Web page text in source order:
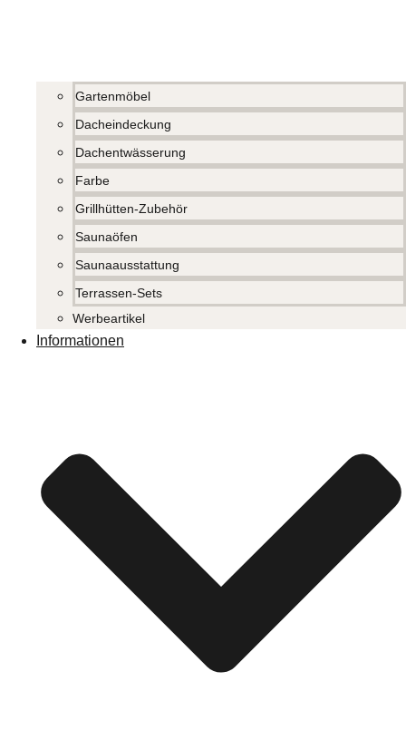
Gartenmöbel
Dacheindeckung
Dachentwässerung
Farbe
Grillhütten-Zubehör
Saunaöfen
Saunaausstattung
Terrassen-Sets
Werbeartikel
Informationen